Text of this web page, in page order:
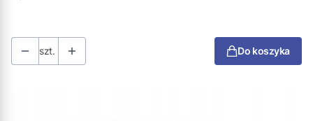
szt. Do koszyka